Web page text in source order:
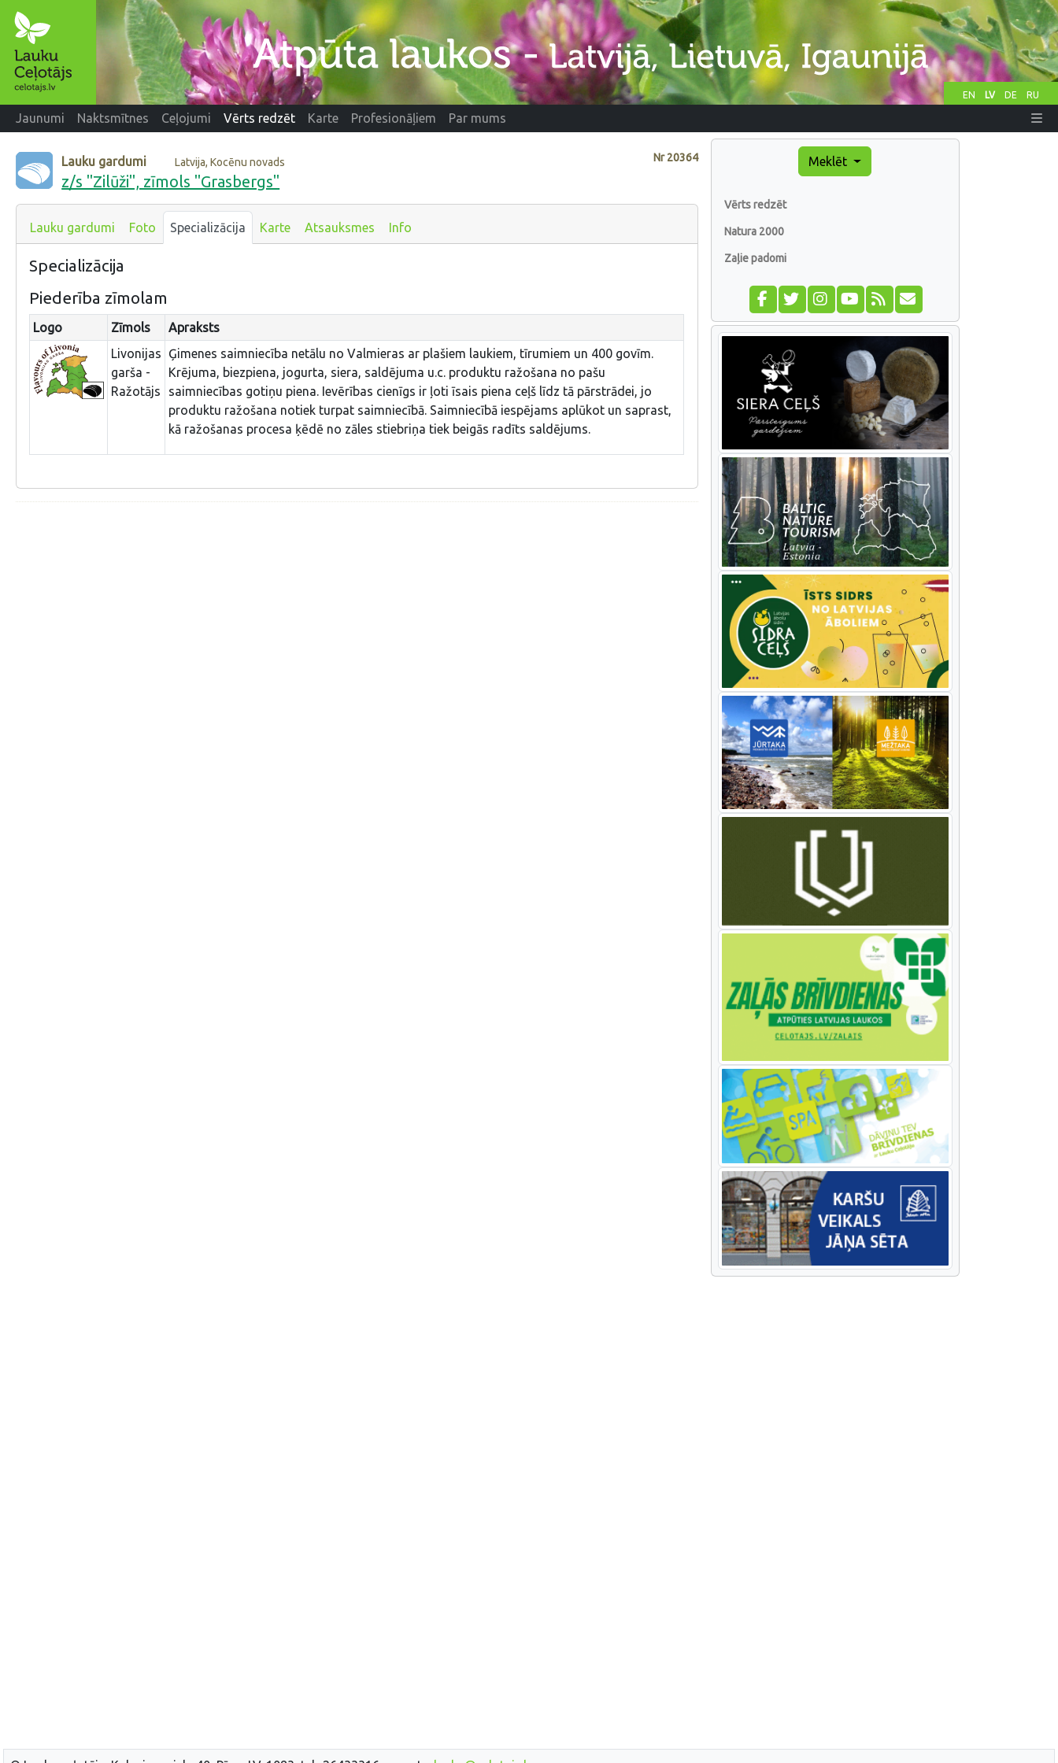
EN LV DE RU
Jaunumi Naktsmītnes Ceļojumi Vērts redzēt Karte Profesionāļiem Par mums
Nr20364
Lauku gardumi Latvija, Kocēnu novads
z/s "Zilūži", zīmols "Grasbergs"
Lauku gardumi Foto Specializācija Karte Atsauksmes Info
Specializācija
Piederība zīmolam
Logo Zīmols
Apraksts
Livonijas
garša -
Ražotājs
Ģimenes saimniecība netālu no Valmieras ar plašiem laukiem, tīrumiem un 400 govīm.
Krējuma, biezpiena, jogurta, siera, saldējuma u.c. produktu ražošana no pašu
saimniecības gotiņu piena. Ievērības cienīgs ir ļoti īsais piena ceļš līdz tā pārstrādei, jo
produktu ražošana notiek turpat saimniecībā. Saimniecībā iespējams aplūkot un saprast,
kā ražošanas procesa ķēdē no zāles stiebriņa tiek beigās radīts saldējums.
Meklēt
Vērts redzēt
Natura 2000
Zaļie padomi